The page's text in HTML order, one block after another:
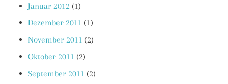
Januar 2012 (1)
Dezember 2011 (1)
November 2011 (2)
Oktober 2011 (2)
September 2011 (2)